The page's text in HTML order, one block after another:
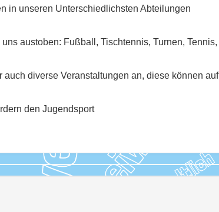
in unseren Unterschiedlichsten Abteilungen
austoben: Fußball, Tischtennis, Turnen, Tennis,
auch diverse Veranstaltungen an, diese können auf
den Jugendsport